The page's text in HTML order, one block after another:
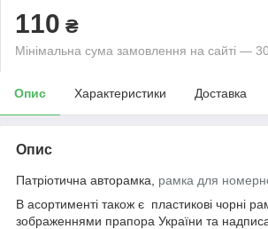
110 ₴
Мінімальна сума замовлення на сайті —
Опис Характеристики Доставка
Опис
Патріотична авторамка, рамка для
В асортименті також є пластикові чорні
зображеннями прапора України та